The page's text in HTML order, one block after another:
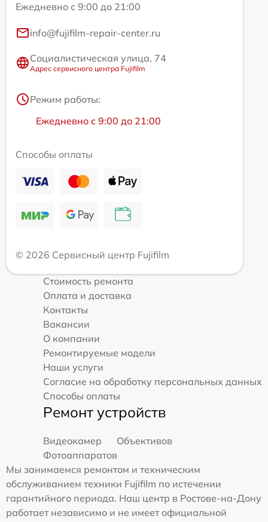
Ежедневно с 9:00 до 21:00
info@fujifilm-repair-center.ru
Социалистическая улица, 74
Адрес сервисного центра Fujifilm
Режим работы:
Ежедневно с 9:00 до 21:00
Способы оплаты
© 2026 Сервисный центр Fujifilm
Стоимость ремонта
Оплата и доставка
Контакты
Вакансии
О компании
Ремонтируемые модели
Наши услуги
Согласие на обработку персональных данных
Способы оплаты
Ремонт устройств
Видеокамер
Объективов
Фотоаппаратов
Мы занимаемся ремонтом и техническим
обслуживанием техники Fujifilm по истечении
гарантийного периода. Наш центр в Ростове-на-Дону
работает независимо и не имеет официальной